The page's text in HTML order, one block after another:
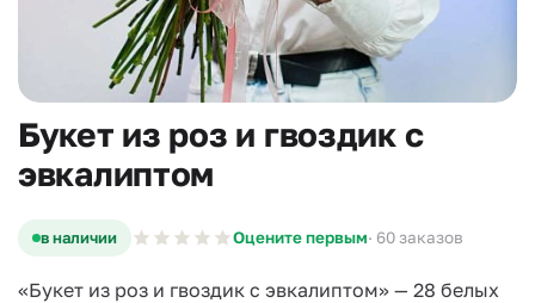
Букет из роз и гвоздик с
эвкалиптом
в наличии Оцените первым· 60 заказов
«Букет из роз и гвоздик с эвкалиптом» — 28 белых